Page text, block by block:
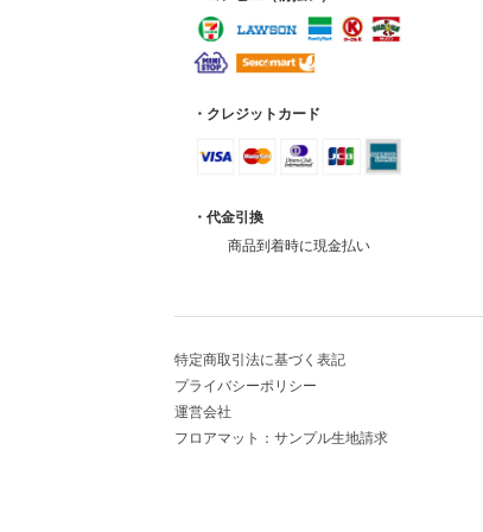
・クレジットカード
・代金引換
商品到着時に現金払い
特定商取引法に基づく表記
プライバシーポリシー
運営会社
フロアマット：サンプル生地請求